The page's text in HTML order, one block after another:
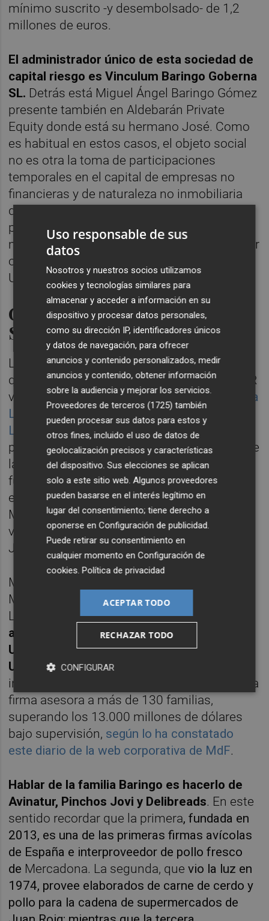
mínimo suscrito -y desembolsado- de 1,2
millones de euros.
El administrador único de esta sociedad de
capital riesgo es Vinculum Baringo Goberna
SL. Detrás está Miguel Ángel Baringo Gómez
presente también en Aldebarán Private
Equity donde está su hermano José. Como
es habitual en estos casos, el objeto social
no es otra la toma de participaciones
temporales en el capital de empresas no
financieras y de naturaleza no inmobiliaria
que, en el momento de la toma de
participación, no coticen en el primer
mercado de Bolsas de Valores o en cualquier
otro mercado regulado equivalente de la
Unión Europea o del resto de países.
Gestora presente en otras dos
SCR valencianas
La gestora corresponde a MDEF Gestefin,
que también está presenta en otras dos SCR
valencianas:Cuarzo Investments de la familia
Lladró Roig
Korosti Family Office de los
Lamsfus. Dicha compañía financiera
pertenece a MdF Family Partners. Se trata de
la firma de asesoramiento patrimonial
fundada en 2008 por José María Michavila,
exministro de Justicia en tiempos de José
María Aznar, y Daniel de Fernando, un
veterano banquero privado con pasado en
JP Morgan y BBVA.
MdF Family Partners tiene oficinas en
Madrid, Barcelona, Nueva York, Miami y
Londres.
Dicha presencia internacional la
articula a través de WE Family Offices (EE
UU) y WREN Investment Office (Reino
Unido) con quienes comparten comités de
inversión, productos, estrategia y clientes. La
firma asesora a más de 130 familias,
superando los 13.000 millones de dólares
bajo supervisión, según lo ha constatado
este diario de la web corporativa de MdF.
Hablar de la familia Baringo es hacerlo de
Avinatur, Pinchos Jovi y Delibreads. En este
sentido recordar que la primera, fundada en
2013, es una de las primeras firmas avícolas
de España e interproveedor de pollo fresco
de Mercadona. La segunda, quevio la luz en
1974, provee elaborados de carne de cerdo y
pollo para la cadena de supermercados de
Uso responsable de sus
datos
Nosotros y nuestros socios utilizamos
cookies y tecnologías similares para
almacenar y acceder a información en su
dispositivo y procesar datos personales,
como su dirección IP, identificadores únicos
y datos de navegación, para ofrecer
anuncios y contenido personalizados, medir
anuncios y contenido, obtener información
sobre la audiencia y mejorar los servicios.
Proveedores de terceros (1725) también
pueden procesar sus datos para estos y
otros fines, incluido el uso de datos de
geolocalización precisos y características
del dispositivo. Sus elecciones se aplican
solo a este sitio web. Algunos proveedores
pueden basarse en el interés legítimo en
lugar del consentimiento; tiene derecho a
oponerse enConfiguración de publicidad
Puede retirar su consentimiento en
cualquier momento enConfiguración de
cookies .Política de privacidad
ACEPTAR TODO
RECHAZAR TODO
CONFIGURAR